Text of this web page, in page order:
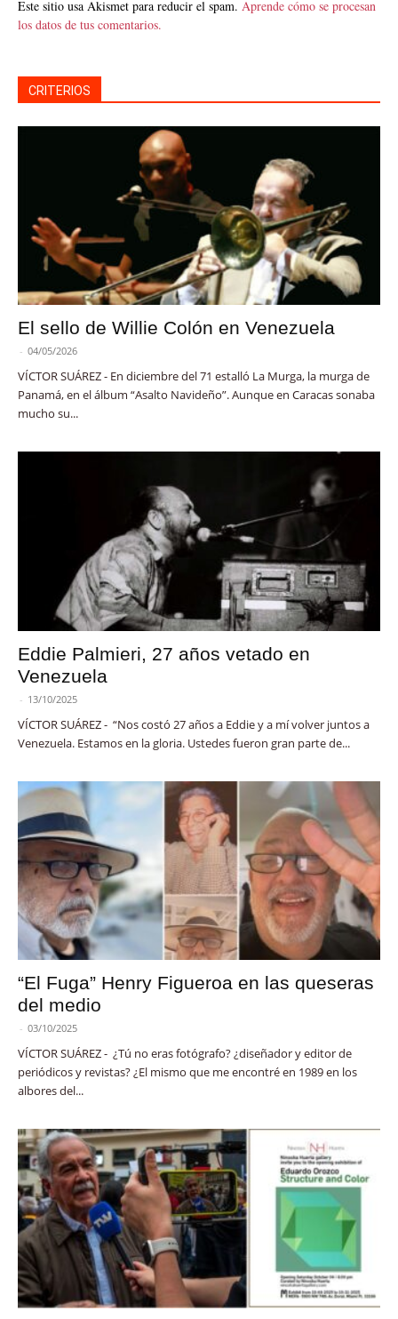
Este sitio usa Akismet para reducir el spam. Aprende cómo se procesan
los datos de tus comentarios.
CRITERIOS
El sello de Willie Colón en Venezuela
- 04/05/2026
VÍCTOR SUÁREZ - En diciembre del 71 estalló La Murga, la murga de
Panamá, en el álbum “Asalto Navideño”. Aunque en Caracas sonaba
mucho su...
Eddie Palmieri, 27 años vetado en
Venezuela
- 13/10/2025
VÍCTOR SUÁREZ - “Nos costó 27 años a Eddie y a mí volver juntos a
Venezuela. Estamos en la gloria. Ustedes fueron gran parte de...
“El Fuga” Henry Figueroa en las queseras
del medio
- 03/10/2025
VÍCTOR SUÁREZ - ¿Tú no eras fotógrafo? ¿diseñador y editor de
periódicos y revistas? ¿El mismo que me encontré en 1989 en los
albores del...